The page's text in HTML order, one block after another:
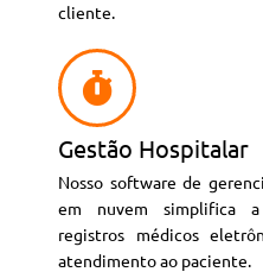
cliente.
Gestão Hospitalar
Nosso software de
em nuvem simplifica a
registros médicos
atendimento ao paciente.